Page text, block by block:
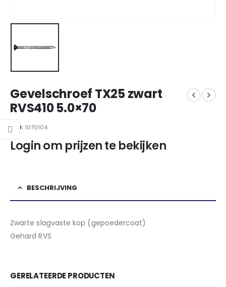
Gevelschroef TX25 zwart
RVS410 5.0×70
SKU: 1070104
Login om prijzen te bekijken
BESCHRIJVING
Zwarte slagvaste kop (gepoedercoat)
Gehard RVS
GERELATEERDE PRODUCTEN